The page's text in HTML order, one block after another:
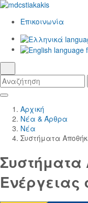
Επικοινωνία
Αναζήτηση
Skip
Main
Content
Κεντρική
Πλοήγηση
Αρχική
Νέα & Άρθρα
Νέα
Συστήματα
Συστήματα
Ενέργειας